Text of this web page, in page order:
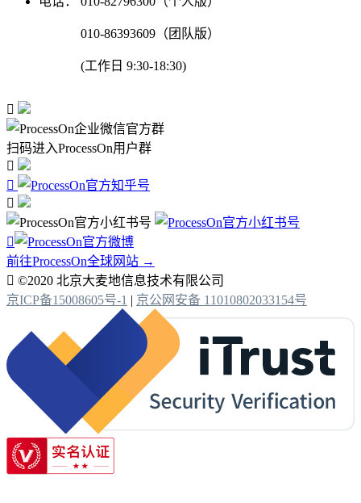
010-86393609（团队版）
(工作日 9:30-18:30)

扫码进入ProcessOn用户群




前往ProcessOn全球网站 →
 ©2020 北京大麦地信息技术有限公司
京ICP备15008605号-1 | 京公网安备 11010802033154号